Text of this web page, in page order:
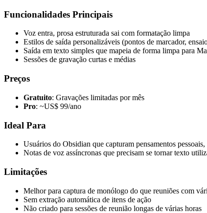
Funcionalidades Principais
Voz entra, prosa estruturada sai com formatação limpa
Estilos de saída personalizáveis (pontos de marcador,
Saída em texto simples que mapeia de forma limpa para
Sessões de gravação curtas e médias
Preços
Gratuito: Gravações limitadas por mês
Pro: ~US$ 99/ano
Ideal Para
Usuários do Obsidian que capturam pensamentos
Notas de voz assíncronas que precisam se tornar texto
Limitações
Melhor para captura de monólogo do que reuniões com
Sem extração automática de itens de ação
Não criado para sessões de reunião longas de várias horas